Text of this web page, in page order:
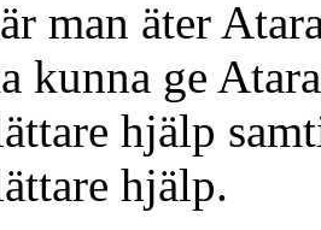
man äter
kunna ge
hjälp
hjälp.